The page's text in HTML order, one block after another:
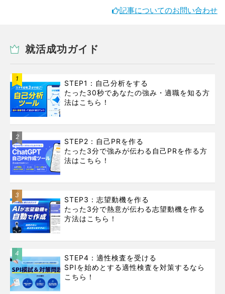
記事についてのお問い合わせ
就活成功ガイド
1
STEP1：自己分析をする
たった30秒であなたの強み・適職を知る方
法はこちら！
2
STEP2：自己PRを作る
たった3分で強みが伝わる自己PRを作る方
法はこちら！
3
STEP3：志望動機を作る
たった3分で熱意が伝わる志望動機を作る
方法はこちら！
4
STEP4：適性検査を受ける
SPIを始めとする適性検査を対策するなら
こちら！